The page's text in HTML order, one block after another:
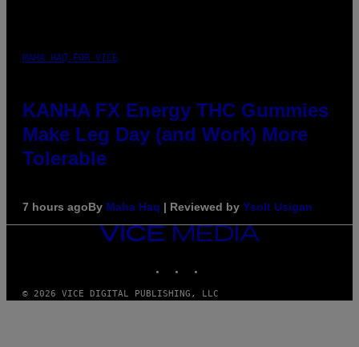
MAHA HAQ FOR VICE
KANHA FX Energy THC Gummies
Make Leg Day (and Work) More
Tolerable
7 hours agoBy Maha Haq | Reviewed by Ysolt Usigan
VICE
MEDIA
© 2026 VICE DIGITAL PUBLISHING, LLC